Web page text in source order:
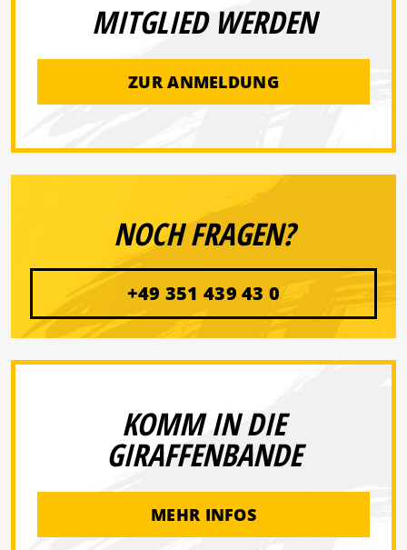
MITGLIED WERDEN
ZUR ANMELDUNG
NOCH FRAGEN?
+49 351 439 43 0
KOMM IN DIE
GIRAFFENBANDE
MEHR INFOS